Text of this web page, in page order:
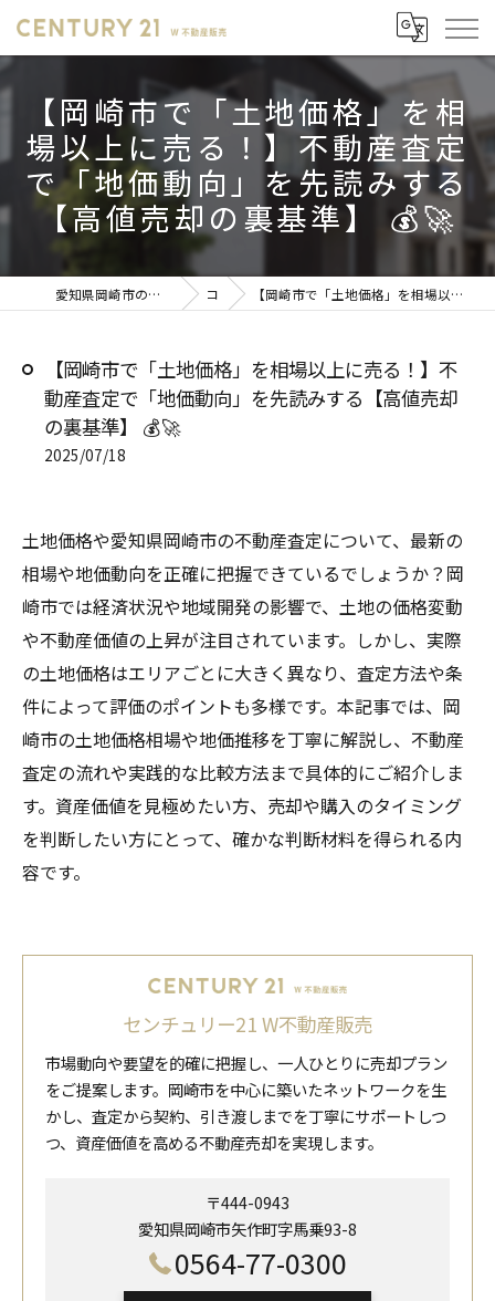
【岡崎市で「土地価格」を相
場以上に売る！】不動産査定
で「地価動向」を先読みする
【高値売却の裏基準】 💰🚀
愛知県岡崎市の不動産売却ならセンチュリー21 W不動産販売 コラム 【岡崎市で「土地価格」を相場以上に売る！】不動産査定で「地価動向」を先読みする【高値売却の裏基準】 💰🚀
【岡崎市で「土地価格」を相場以上に売る！】不
動産査定で「地価動向」を先読みする【高値売却
の裏基準】 💰🚀
2025/07/18
土地価格や愛知県岡崎市の不動産査定について、最新の
相場や地価動向を正確に把握できているでしょうか？岡
崎市では経済状況や地域開発の影響で、土地の価格変動
や不動産価値の上昇が注目されています。しかし、実際
の土地価格はエリアごとに大きく異なり、査定方法や条
件によって評価のポイントも多様です。本記事では、岡
崎市の土地価格相場や地価推移を丁寧に解説し、不動産
査定の流れや実践的な比較方法まで具体的にご紹介しま
す。資産価値を見極めたい方、売却や購入のタイミング
を判断したい方にとって、確かな判断材料を得られる内
容です。
センチュリー21 W不動産販売
市場動向や要望を的確に把握し、一人ひとりに売却プラン
をご提案します。岡崎市を中心に築いたネットワークを生
かし、査定から契約、引き渡しまでを丁寧にサポートしつ
つ、資産価値を高める不動産売却を実現します。
〒444-0943
愛知県岡崎市矢作町字馬乗93-8
0564-77-0300